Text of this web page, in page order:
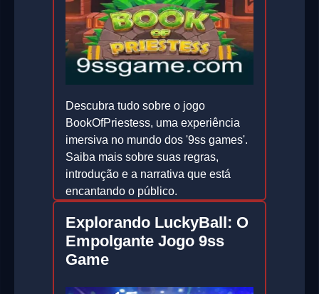
Descubra tudo sobre o jogo
BookOfPriestess, uma experiência
imersiva no mundo dos '9ss games'.
Saiba mais sobre suas regras,
introdução e a narrativa que está
encantando o público.
2026-02-19
Explorando LuckyBall: O
Empolgante Jogo 9ss
Game